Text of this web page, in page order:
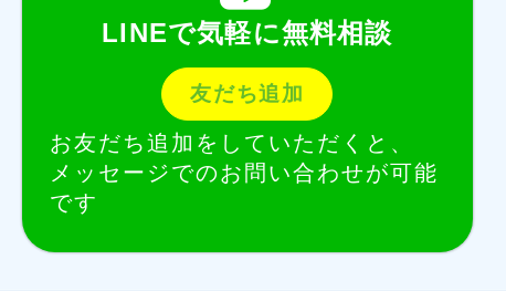
LINEで気軽に無料相談
友だち追加
お友だち追加をしていただくと、
メッセージでのお問い合わせが可能
です